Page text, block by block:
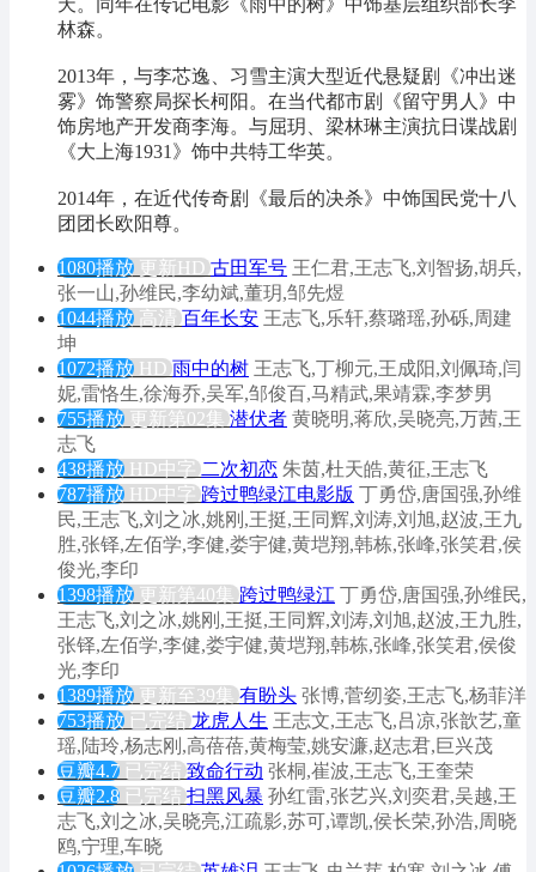
林森。
2013年，与李芯逸、习雪主演大型近代悬疑剧《冲出迷
雾》饰警察局探长柯阳。在当代都市剧《留守男人》中
饰房地产开发商李海。与屈玥、梁林琳主演抗日谍战剧
《大上海1931》饰中共特工华英。
2014年，在近代传奇剧《最后的决杀》中饰国民党十八
团团长欧阳尊。
1080播放 更新HD 古田军号 王仁君,王志飞,刘智扬,胡兵,
张一山,孙维民,李幼斌,董玥,邹先煜
1044播放 高清 百年长安 王志飞,乐轩,蔡璐瑶,孙砾,周建
坤
1072播放 HD 雨中的树 王志飞,丁柳元,王成阳,刘佩琦,闫
妮,雷恪生,徐海乔,吴军,邹俊百,马精武,果靖霖,李梦男
755播放 更新第02集 潜伏者 黄晓明,蒋欣,吴晓亮,万茜,王
志飞
438播放 HD中字 二次初恋 朱茵,杜天皓,黄征,王志飞
787播放 HD中字 跨过鸭绿江电影版 丁勇岱,唐国强,孙维
民,王志飞,刘之冰,姚刚,王挺,王同辉,刘涛,刘旭,赵波,王九
胜,张铎,左佰学,李健,娄宇健,黄垲翔,韩栋,张峰,张笑君,侯
俊光,李印
1398播放 更新第40集 跨过鸭绿江 丁勇岱,唐国强,孙维民,
王志飞,刘之冰,姚刚,王挺,王同辉,刘涛,刘旭,赵波,王九胜,
张铎,左佰学,李健,娄宇健,黄垲翔,韩栋,张峰,张笑君,侯俊
光,李印
1389播放 更新至39集 有盼头 张博,菅纫姿,王志飞,杨菲洋
753播放 已完结 龙虎人生 王志文,王志飞,吕凉,张歆艺,童
瑶,陆玲,杨志刚,高蓓蓓,黄梅莹,姚安濂,赵志君,巨兴茂
豆瓣4.7 已完结 致命行动 张桐,崔波,王志飞,王奎荣
豆瓣2.8 已完结 扫黑风暴 孙红雷,张艺兴,刘奕君,吴越,王
志飞,刘之冰,吴晓亮,江疏影,苏可,谭凯,侯长荣,孙浩,周晓
鸥,宁理,车晓